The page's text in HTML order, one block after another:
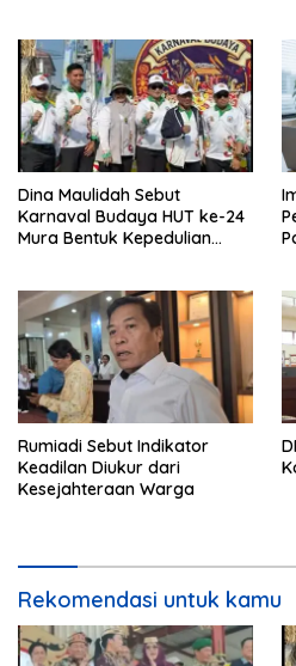
Dina Maulidah Sebut
Karnaval Budaya HUT ke-24
Mura Bentuk Kepedulian
Rumiadi Sebut Indikator
Keadilan Diukur dari
Kesejahteraan Warga
Rekomendasi untuk kamu